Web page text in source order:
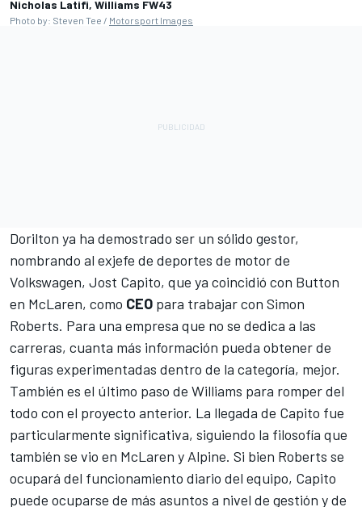
Nicholas Latifi, Williams FW43
Photo by: Steven Tee / Motorsport Images
Dorilton ya ha demostrado ser un sólido gestor,
nombrando al exjefe de deportes de motor de
Volkswagen, Jost Capito, que ya coincidió con Button
en McLaren, como CEO para trabajar con Simon
Roberts. Para una empresa que no se dedica a las
carreras, cuanta más información pueda obtener de
figuras experimentadas dentro de la categoría, mejor.
También es el último paso de Williams para romper del
todo con el proyecto anterior. La llegada de Capito fue
particularmente significativa, siguiendo la filosofía que
también se vio en McLaren y Alpine. Si bien Roberts se
ocupará del funcionamiento diario del equipo, Capito
puede ocuparse de más asuntos a nivel de gestión y de